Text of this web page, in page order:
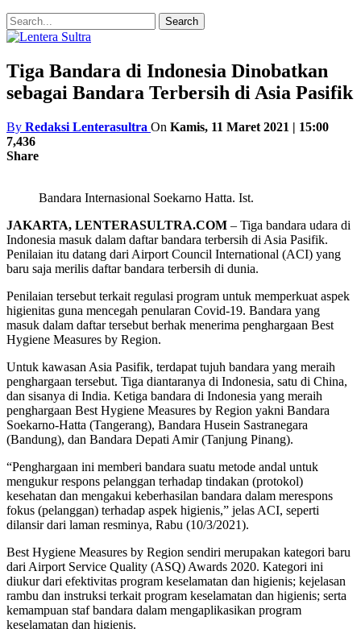
Tiga Bandara di Indonesia Dinobatkan
sebagai Bandara Terbersih di Asia Pasifik
By Redaksi Lenterasultra On Kamis, 11 Maret 2021 | 15:00
7,436
Share
Bandara Internasional Soekarno Hatta. Ist.
JAKARTA, LENTERASULTRA.COM – Tiga bandara udara di
Indonesia masuk dalam daftar bandara terbersih di Asia Pasifik.
Penilaian itu datang dari Airport Council International (ACI) yang
baru saja merilis daftar bandara terbersih di dunia.
Penilaian tersebut terkait regulasi program untuk memperkuat aspek
higienitas guna mencegah penularan Covid-19. Bandara yang
masuk dalam daftar tersebut berhak menerima penghargaan Best
Hygiene Measures by Region.
Untuk kawasan Asia Pasifik, terdapat tujuh bandara yang meraih
penghargaan tersebut. Tiga diantaranya di Indonesia, satu di China,
dan sisanya di India. Ketiga bandara di Indonesia yang meraih
penghargaan Best Hygiene Measures by Region yakni Bandara
Soekarno-Hatta (Tangerang), Bandara Husein Sastranegara
(Bandung), dan Bandara Depati Amir (Tanjung Pinang).
“Penghargaan ini memberi bandara suatu metode andal untuk
mengukur respons pelanggan terhadap tindakan (protokol)
kesehatan dan mengakui keberhasilan bandara dalam merespons
fokus (pelanggan) terhadap aspek higienis,” jelas ACI, seperti
dilansir dari laman resminya, Rabu (10/3/2021).
Best Hygiene Measures by Region sendiri merupakan kategori baru
dari Airport Service Quality (ASQ) Awards 2020. Kategori ini
diukur dari efektivitas program keselamatan dan higienis; kejelasan
rambu dan instruksi terkait program keselamatan dan higienis; serta
kemampuan staf bandara dalam mengaplikasikan program
keselamatan dan higienis.